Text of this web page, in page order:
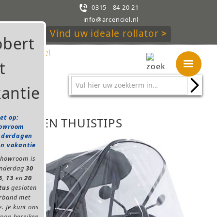
op:
vakantie
is
30
, 13 en20
gesloten
met
Je kunt ons
 0315 - 84 20 21
Vind uw ideale rollator>
info@arcenciel.nl
HUIS EN THUISTIPS